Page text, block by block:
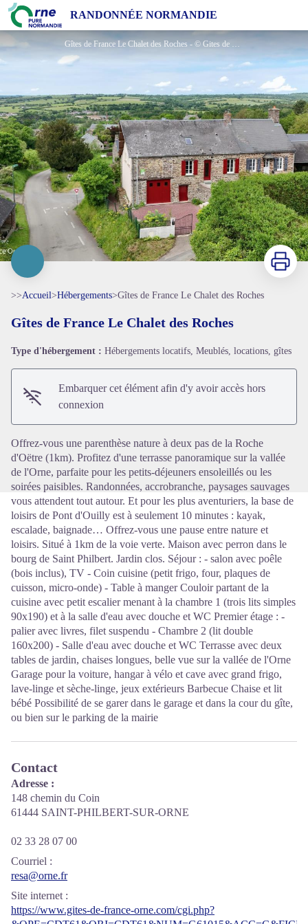
RANDONNÉE NORMANDIE
Gîtes de France Le Chalet des Roches
Gîtes de France Le Chalet des Roches - © Gites de France Orne
Voir l'image en plein écran
Imprimer
>>Accueil>Hébergements>Gîtes de France Le Chalet des Roches
Gîtes de France Le Chalet des Roches
Type d'hébergement : Hébergements locatifs, Meublés, locations, gîtes
Embarquer cet élément afin d'y avoir accès hors
connexion
Offrez-vous une parenthèse nature à deux pas de la Roche
d'Oëtre (1km). Profitez d'une terrasse panoramique sur la vallée
de l'Orne, parfaite pour les petits-déjeuners ensoleillés ou les
soirées paisibles. Randonnées, accrobranche, paysages sauvages
vous attendent tout autour. Et pour les plus aventuriers, la base de
loisirs de Pont d'Ouilly est à seulement 10 minutes : kayak,
escalade, baignade… Offrez-vous une pause entre nature et
loisirs. Situé à 1km de la voie verte. Maison avec perron dans le
bourg de Saint Philbert. Jardin clos. Séjour : - salon avec poêle
(bois inclus), TV - Coin cuisine (petit frigo, four, plaques de
cuisson, micro-onde) - Table à manger Couloir partant de la
cuisine avec petit escalier menant à la chambre 1 (trois lits simples
90x190) et à la salle d'eau avec douche et WC Premier étage : -
palier avec livres, filet suspendu - Chambre 2 (lit double
160x200) - Salle d'eau avec douche et WC Terrasse avec deux
tables de jardin, chaises longues, belle vue sur la vallée de l'Orne
Garage pour la voiture, hangar à vélo et cave avec grand frigo,
lave-linge et sèche-linge, jeux extérieurs Barbecue Chaise et lit
bébé Possibilité de se garer dans le garage et dans la cour du gîte,
ou bien sur le parking de la mairie
Contact
Adresse :
148 chemin du Coin
61444 SAINT-PHILBERT-SUR-ORNE
02 33 28 07 00
Courriel :
resa@orne.fr
Site internet :
https://www.gites-de-france-orne.com/cgi.php?